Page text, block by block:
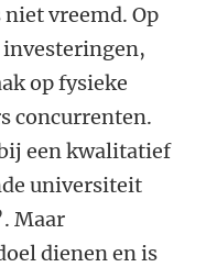
vreemd. Op
op fysieke
concurrenten.
een kwalitatief
universiteit
Maar
dienen en is